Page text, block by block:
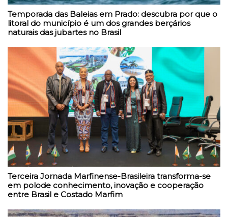
Temporada das Baleias em Prado: descubra por que o
litoral do município é um dos grandes berçários
naturais das jubartes no Brasil
Terceira Jornada Marfinense-Brasileira transforma-se
em polode conhecimento, inovação e cooperação
entre Brasil e Costado Marfim